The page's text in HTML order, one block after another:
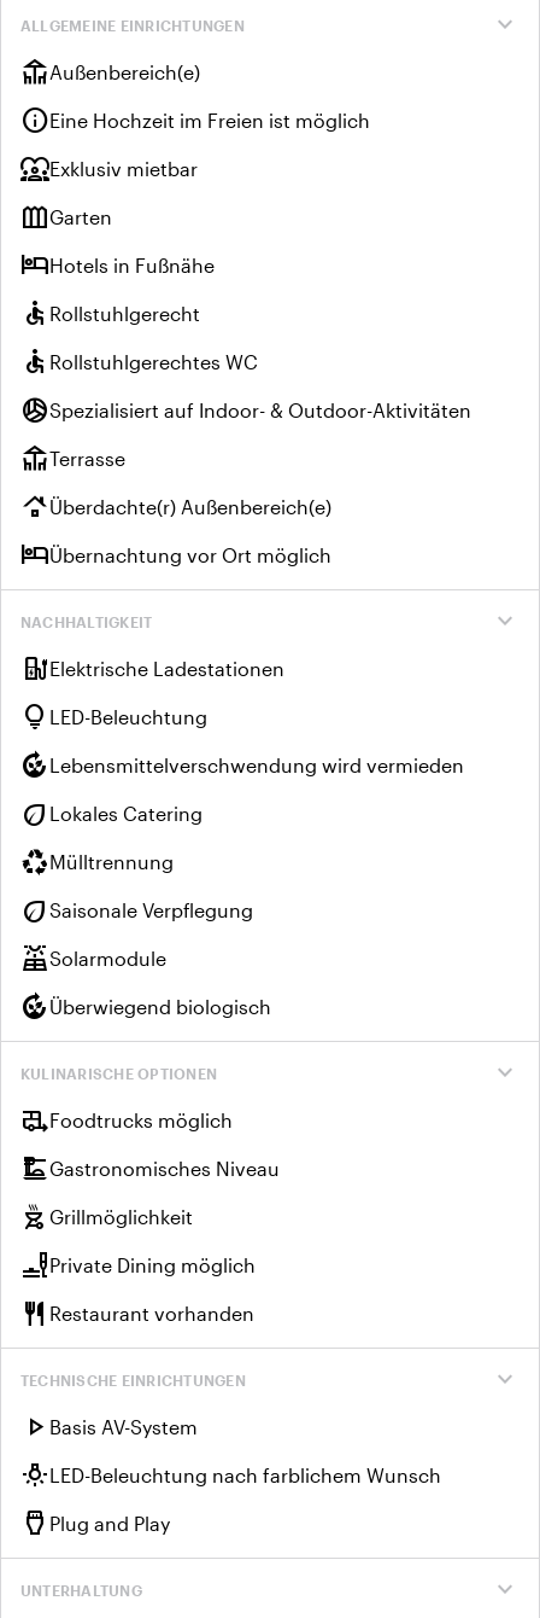
expand_more
ALLGEMEINE EINRICHTUNGEN
deckAußenbereich(e)
infoEine Hochzeit im Freien ist möglich
diversity_1Exklusiv mietbar
outdoor_gardenGarten
hotelHotels in Fußnähe
accessible Rollstuhlgerecht
accessible Rollstuhlgerechtes WC
sports_volleyballSpezialisiert auf Indoor- & Outdoor-Aktivitäten
deckTerrasse
roofingÜberdachte(r) Außenbereich(e)
hotelÜbernachtung vor Ort möglich
expand_more
NACHHALTIGKEIT
ev_chargerElektrische Ladestationen
lightbulb LED-Beleuchtung
compost Lebensmittelverschwendung wird vermieden
eco Lokales Catering
recyclingMülltrennung
eco Saisonale Verpflegung
solar_powerSolarmodule
compost Überwiegend biologisch
expand_more
KULINARISCHE OPTIONEN
rv_hookupFoodtrucks möglich
dinner_diningGastronomisches Niveau
outdoor_grill Grillmöglichkeit
brunch_diningPrivate Dining möglich
restaurant Restaurant vorhanden
expand_more
TECHNISCHE EINRICHTUNGEN
play_arrow Basis AV-System
wb_incandescentLED-Beleuchtung nach farblichem Wunsch
settings_input_hdmi Plug and Play
expand_more
UNTERHALTUNG